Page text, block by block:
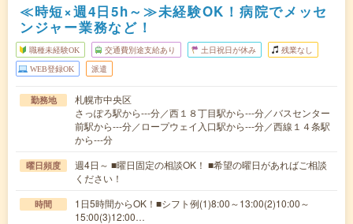
≪時短×週4日5h～≫未経験OK！病院でメッセ
ンジャー業務など！
職種未経験OK 交通費別途支給あり 土日祝日が休み 残業なし
WEB登録OK 派遣
勤務地
札幌市中央区
さっぽろ駅から---分／西１８丁目駅から---分／バスセンター
前駅から---分／ロープウェイ入口駅から---分／西線１４条駅
から---分
曜日頻度
週4日～ ■曜日固定の相談OK！ ■希望の曜日があればご相談
ください！
時間
1日5時間からOK！■シフト例(1)8:00～13:00(2)10:00～
15:00(3)12:00…